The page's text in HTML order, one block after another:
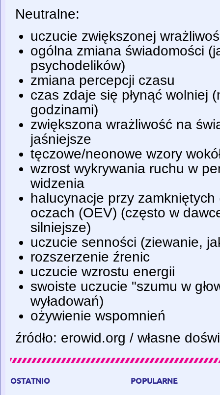
Neutralne:
uczucie zwiększonej
ogólna zmiana świadomości
psychodelików)
zmiana percepcji czasu
czas zdaje się płynąć wolniej
godzinami)
zwiększona wrażliwość na
jaśniejsze
tęczowe/neonowe wzory
wzrost wykrywania ruchu w
widzenia
halucynacje przy
oczach (OEV) (często w
silniejsze)
uczucie senności (ziewanie,
rozszerzenie źrenic
uczucie wzrostu energii
swoiste uczucie "szumu w
wyładowań)
ożywienie wspomnień
źródło: erowid.org / własne
ostatnio popularne